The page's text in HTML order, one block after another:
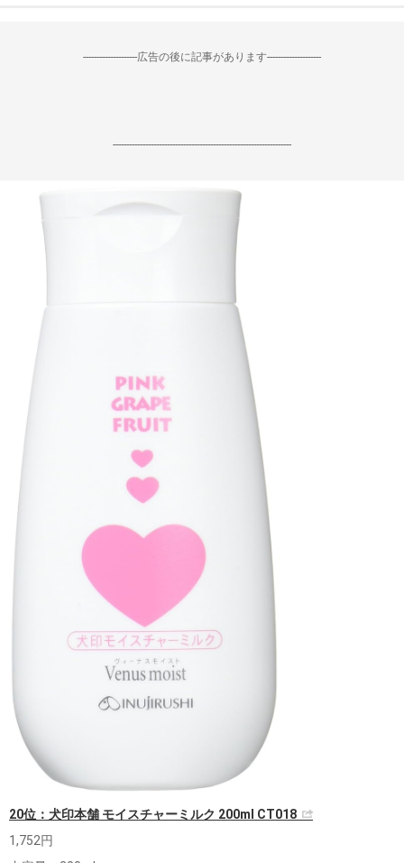
--------------------広告の後に記事があります--------------------
------------------------------------------------------------------
20位：犬印本舗 モイスチャーミルク 200ml CT018
1,752円